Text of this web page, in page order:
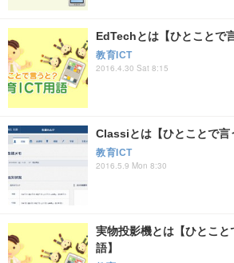
EdTechとは【ひとことで
教育ICT
2016.4.30 Sat 8:15
Classiとは【ひとことで言
教育ICT
2016.5.9 Mon 8:30
実物投影機とは【ひとこと
語】